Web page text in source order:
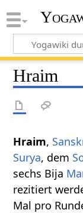
Hraim
Hraim,
Surya, dem
sechs Bija
rezitiert
Mal pro